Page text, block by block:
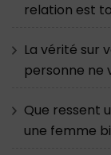
relation est
La vérité sur
personne ne
Que ressent
une femme